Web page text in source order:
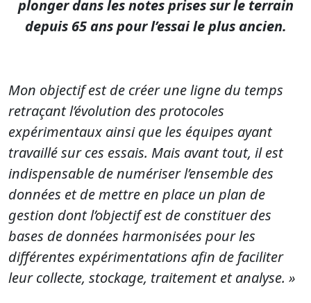
plonger dans les notes prises sur le terrain
depuis 65 ans pour l’essai le plus ancien.
Mon objectif est de créer une ligne du temps
retraçant l’évolution des protocoles
expérimentaux ainsi que les équipes ayant
travaillé sur ces essais. Mais avant tout, il est
indispensable de numériser l’ensemble des
données et de mettre en place un plan de
gestion dont l’objectif est de constituer des
bases de données harmonisées pour les
différentes expérimentations afin de faciliter
leur collecte, stockage, traitement et analyse. »